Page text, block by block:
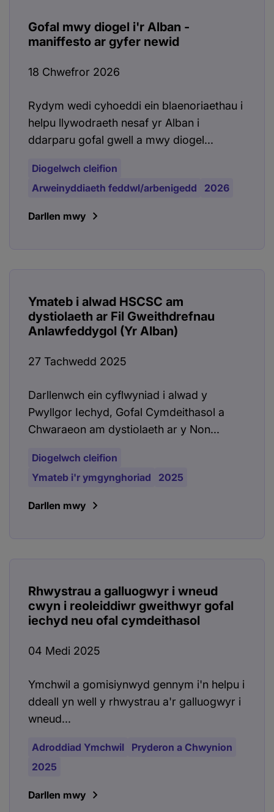
Gofal mwy diogel i'r Alban -
maniffesto ar gyfer newid
18 Chwefror 2026
Rydym wedi cyhoeddi ein blaenoriaethau i
helpu llywodraeth nesaf yr Alban i
ddarparu gofal gwell a mwy diogel...
Diogelwch cleifion
Arweinyddiaeth feddwl/arbenigedd
2026
Darllen mwy
Ymateb i alwad HSCSC am
dystiolaeth ar Fil Gweithdrefnau
Anlawfeddygol (Yr Alban)
27 Tachwedd 2025
Darllenwch ein cyflwyniad i alwad y
Pwyllgor Iechyd, Gofal Cymdeithasol a
Chwaraeon am dystiolaeth ar y Non...
Diogelwch cleifion
Ymateb i'r ymgynghoriad
2025
Darllen mwy
Rhwystrau a galluogwyr i wneud
cwyn i reoleiddiwr gweithwyr gofal
iechyd neu ofal cymdeithasol
04 Medi 2025
Ymchwil a gomisiynwyd gennym i'n helpu i
ddeall yn well y rhwystrau a'r galluogwyr i
wneud...
Adroddiad Ymchwil
Pryderon a Chwynion
2025
Darllen mwy